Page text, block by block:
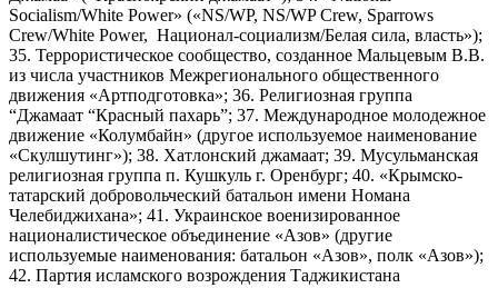
Socialism/White Power» («NS/WP, NS/WP Crew, Sparrows
Crew/White Power, Национал-социализм/Белая сила, власть»);
35. Террористическое сообщество, созданное Мальцевым В.В.
из числа участников Межрегионального общественного
движения «Артподготовка»; 36. Религиозная группа
“Джамаат “Красный пахарь”; 37. Международное молодежное
движение «Колумбайн» (другое используемое наименование
«Скулшутинг»); 38. Хатлонский джамаат; 39. Мусульманская
религиозная группа п. Кушкуль г. Оренбург; 40. «Крымско-
татарский добровольческий батальон имени Номана
Челебиджихана»; 41. Украинское военизированное
националистическое объединение «Азов» (другие
используемые наименования: батальон «Азов», полк «Азов»);
42. Партия исламского возрождения Таджикистана